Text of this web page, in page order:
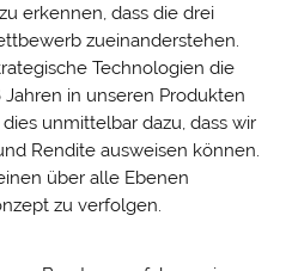
erkennen, dass die drei
zueinanderstehen.
Technologien die
in unseren Produkten
unmittelbar dazu, dass wir
Rendite ausweisen können.
über alle Ebenen
zu verfolgen.